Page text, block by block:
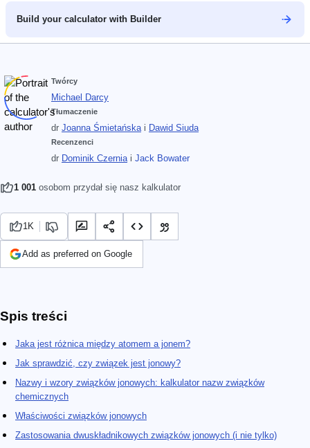
Build your calculator with Builder
Twórcy
Michael Darcy
Tłumaczenie
dr Joanna Śmietańska i Dawid Siuda
Recenzenci
dr Dominik Czernia i Jack Bowater
1 001 osobom przydał się nasz kalkulator
1K
Add as preferred on Google
Spis treści
Jaka jest różnica między atomem a jonem?
Jak sprawdzić, czy związek jest jonowy?
Nazwy i wzory związków jonowych: kalkulator nazw związków
chemicznych
Właściwości związków jonowych
Zastosowania dwuskładnikowych związków jonowych (i nie tylko)